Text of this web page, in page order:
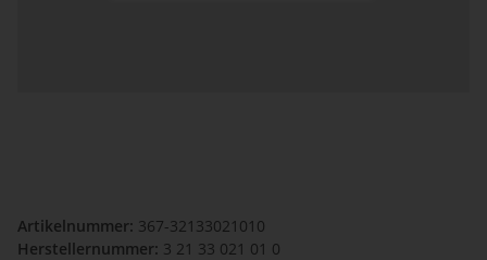
Artikelnummer: 367-32133021010
Herstellernummer: 3 21 33 021 01 0